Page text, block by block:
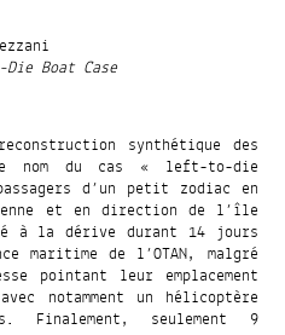
Boat Case
synthétique des
le nom du cas « left-to-die
d’un petit zodiac en
et en direction de l’île
à la dérive durant 14 jours
maritime de l’OTAN, malgré
pointant leur emplacement
notamment un hélicoptère
seulement 9